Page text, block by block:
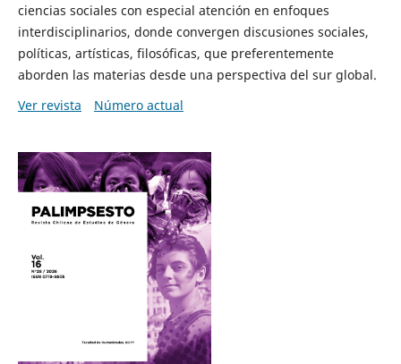
ciencias sociales con especial atención en enfoques
interdisciplinarios, donde convergen discusiones sociales,
políticas, artísticas, filosóficas, que preferentemente
aborden las materias desde una perspectiva del sur global.
Ver revista
Número actual